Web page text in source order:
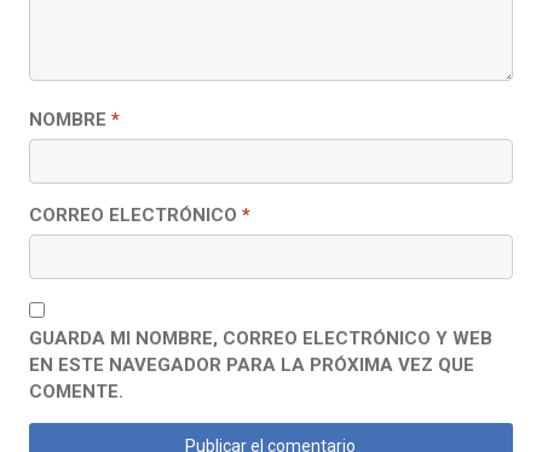
NOMBRE *
CORREO ELECTRÓNICO *
GUARDA MI NOMBRE, CORREO ELECTRÓNICO Y WEB
EN ESTE NAVEGADOR PARA LA PRÓXIMA VEZ QUE
COMENTE.